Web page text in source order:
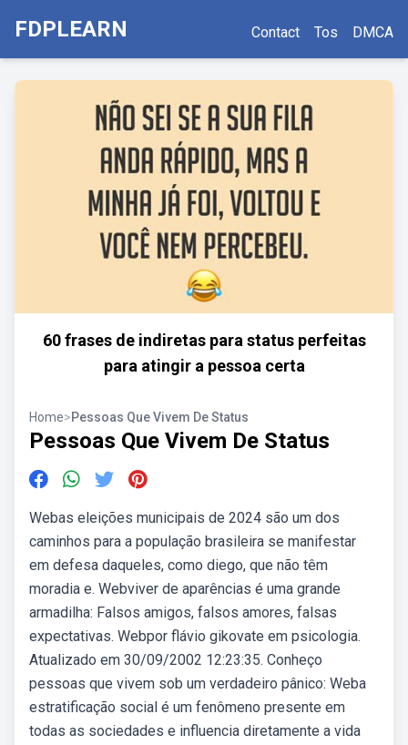
FDPLEARN Contact Tos DMCA
60 frases de indiretas para status perfeitas
para atingir a pessoa certa
Home>Pessoas Que Vivem De Status
Pessoas Que Vivem De Status
Webas eleições municipais de 2024 são um dos
caminhos para a população brasileira se manifestar
em defesa daqueles, como diego, que não têm
moradia e. Webviver de aparências é uma grande
armadilha: Falsos amigos, falsos amores, falsas
expectativas. Webpor flávio gikovate em psicologia.
Atualizado em 30/09/2002 12:23:35. Conheço
pessoas que vivem sob um verdadeiro pânico: Weba
estratificação social é um fenômeno presente em
todas as sociedades e influencia diretamente a vida